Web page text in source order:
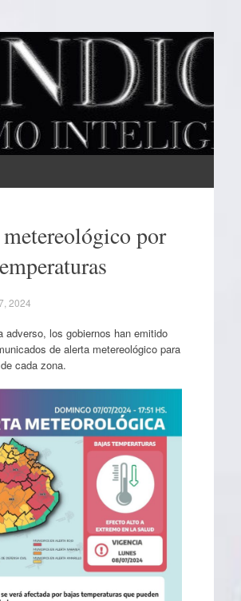
por
2024
adverso, los gobiernos han emitido
de alerta metereológico para
cada zona.